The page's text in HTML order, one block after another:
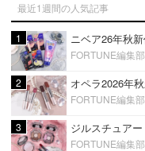
最近1週間の人気記事
1
FORTUNE編集部
2
FORTUNE編集部
3
FORTUNE編集部